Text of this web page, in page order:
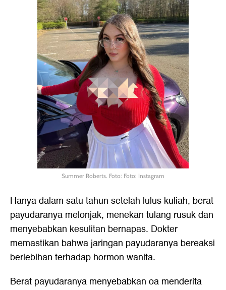
Summer Roberts. Foto: Foto: Instagram
Hanya dalam satu tahun setelah lulus kuliah, berat
payudaranya melonjak, menekan tulang rusuk dan
menyebabkan kesulitan bernapas. Dokter
memastikan bahwa jaringan payudaranya bereaksi
berlebihan terhadap hormon wanita.
Berat payudaranya menyebabkan oa menderita